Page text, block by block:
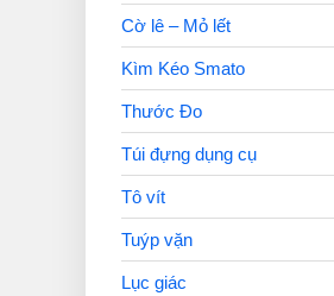
Cờ lê – Mỏ lết
Kìm Kéo Smato
Thước Đo
Túi đựng dụng cụ
Tô vít
Tuýp vặn
Lục giác